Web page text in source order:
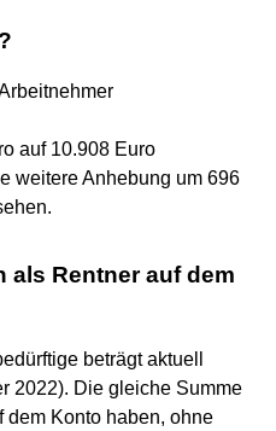
auf 10.908 Euro
weitere Anhebung um 696
als Rentner auf dem
beträgt aktuell
2022). Die gleiche Summe
dem Konto haben, ohne